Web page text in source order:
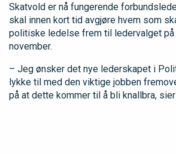
Skatvold er nå fungerende
skal innen kort tid avgjøre hvem som
politiske ledelse frem til ledervalget
november.
– Jeg ønsker det nye lederskapet i
lykke til med den viktige jobben
på at dette kommer til å bli knallbra,